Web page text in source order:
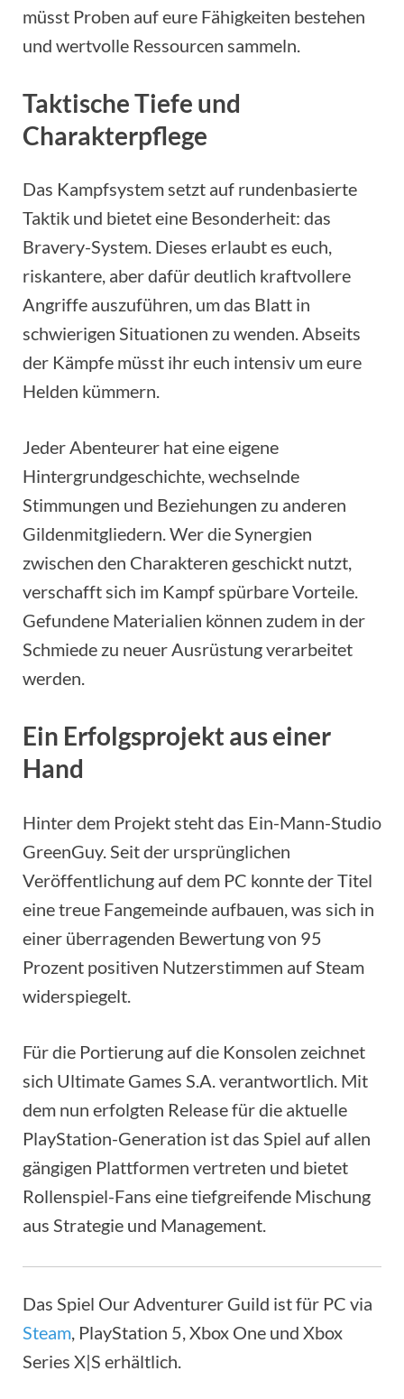
müsst Proben auf eure Fähigkeiten bestehen
und wertvolle Ressourcen sammeln.
Taktische Tiefe und
Charakterpflege
Das Kampfsystem setzt auf rundenbasierte
Taktik und bietet eine Besonderheit: das
Bravery-System. Dieses erlaubt es euch,
riskantere, aber dafür deutlich kraftvollere
Angriffe auszuführen, um das Blatt in
schwierigen Situationen zu wenden. Abseits
der Kämpfe müsst ihr euch intensiv um eure
Helden kümmern.
Jeder Abenteurer hat eine eigene
Hintergrundgeschichte, wechselnde
Stimmungen und Beziehungen zu anderen
Gildenmitgliedern. Wer die Synergien
zwischen den Charakteren geschickt nutzt,
verschafft sich im Kampf spürbare Vorteile.
Gefundene Materialien können zudem in der
Schmiede zu neuer Ausrüstung verarbeitet
werden.
Ein Erfolgsprojekt aus einer
Hand
Hinter dem Projekt steht das Ein-Mann-Studio
GreenGuy. Seit der ursprünglichen
Veröffentlichung auf dem PC konnte der Titel
eine treue Fangemeinde aufbauen, was sich in
einer überragenden Bewertung von 95
Prozent positiven Nutzerstimmen auf Steam
widerspiegelt.
Für die Portierung auf die Konsolen zeichnet
sich Ultimate Games S.A. verantwortlich. Mit
dem nun erfolgten Release für die aktuelle
PlayStation-Generation ist das Spiel auf allen
gängigen Plattformen vertreten und bietet
Rollenspiel-Fans eine tiefgreifende Mischung
aus Strategie und Management.
Das Spiel Our Adventurer Guild ist für PC via
Steam , PlayStation 5, Xbox One und Xbox
Series X|S erhältlich.